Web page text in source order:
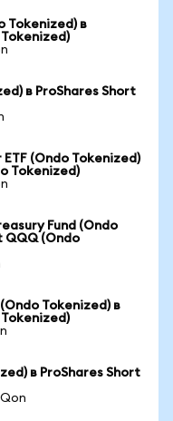
Tokenized) в
в ProShares Short
ETF (Ondo Tokenized)
Tokenized)
Fund (Ondo
QQQ (Ondo
Tokenized) в
в ProShares Short